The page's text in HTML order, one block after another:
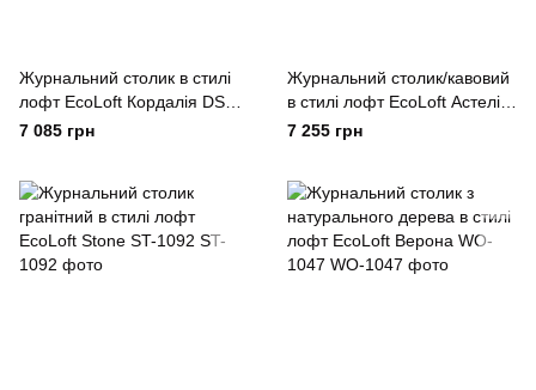
Журнальний столик в стилі
лофт EcoLoft Кордалія DSP-
1080
7 085 грн
Журнальний столик/кавовий
в стилі лофт EcoLoft Астелія
DSP-1053
7 255 грн